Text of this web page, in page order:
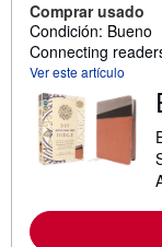
Comprar usado
Condición: Bueno
Connecting
Ver este artículo